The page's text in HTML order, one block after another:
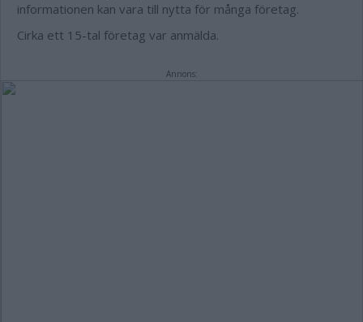
informationen kan vara till nytta för många företag.
Cirka ett 15-tal företag var anmälda.
Annons: